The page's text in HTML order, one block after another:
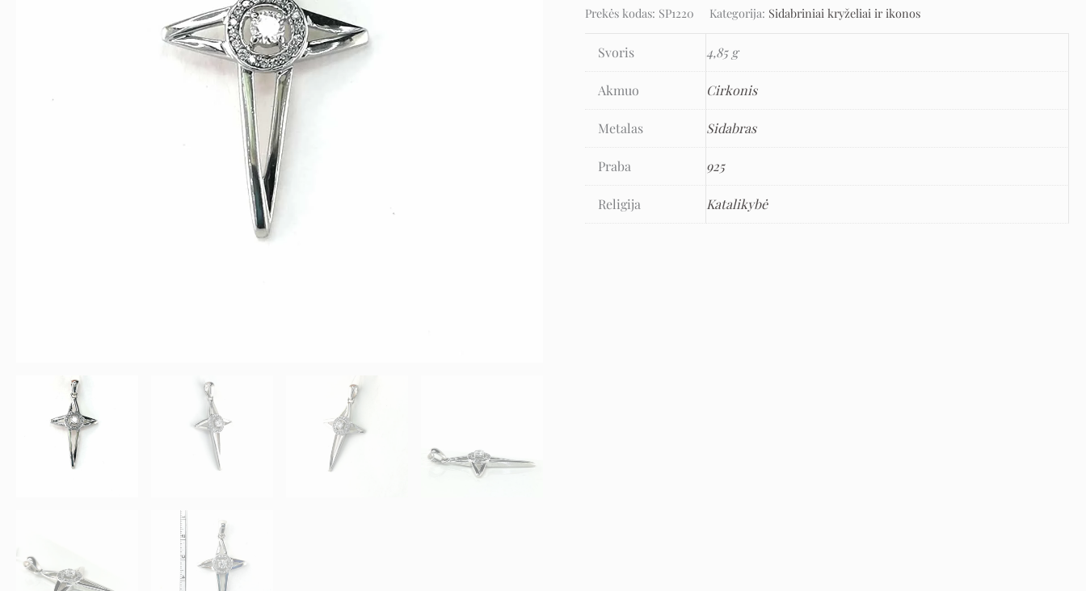
Prekės kodas: SP1220 Kategorija: Sidabriniai kryželiai ir ikonos
Svoris 4,85 g
Akmuo Cirkonis
Metalas Sidabras
Praba 925
Religija Katalikybė